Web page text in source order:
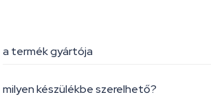
a termék gyártója
milyen készülékbe szerelhető?